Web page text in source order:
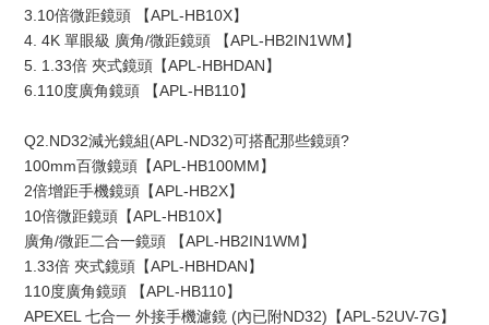
3.10倍微距鏡頭 【APL-HB10X】
4. 4K 單眼級 廣角/微距鏡頭 【APL-HB2IN1WM】
5. 1.33倍 夾式鏡頭【APL-HBHDAN】
6.110度廣角鏡頭 【APL-HB110】
Q2.ND32減光鏡組(APL-ND32)可搭配那些鏡頭?
100mm百微鏡頭【APL-HB100MM】
2倍增距手機鏡頭【APL-HB2X】
10倍微距鏡頭【APL-HB10X】
廣角/微距二合一鏡頭 【APL-HB2IN1WM】
1.33倍 夾式鏡頭【APL-HBHDAN】
110度廣角鏡頭 【APL-HB110】